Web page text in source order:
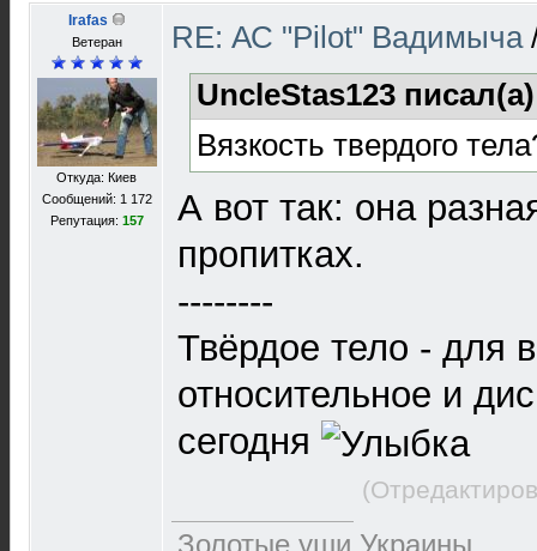
Irafas
Ветеран
Откуда: Киев
Сообщений: 1 172
Репутация: 157
RE: АС "Pilot" Вадимыча
UncleStas123
Вязкость твердого
А вот так: она
пропитках.
--------
Твёрдое тело - для
относительное и
сегодня
Золотые уши Украины